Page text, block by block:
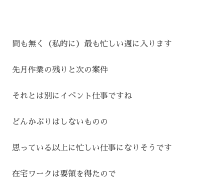
間も無く（私的に）最も忙しい週に入ります
先月作業の残りと次の案件
それとは別にイベント仕事ですね
どんかぶりはしないものの
思っている以上に忙しい仕事になりそうです
在宅ワークは要領を得たので